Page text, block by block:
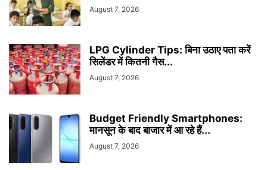
August 7, 2026
LPG Cylinder Tips: बिना उठाए पता करें
सिलेंडर में कितनी गैस...
August 7, 2026
Budget Friendly Smartphones:
मानसून के बाद बाजार में आ रहे हैं...
August 7, 2026